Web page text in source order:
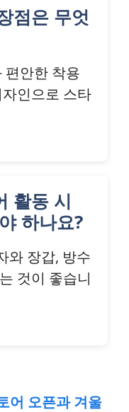
점은 무엇
편안한 착용
인으로 스타
활동 시
하나요?
와 장갑, 방수
것이 좋습니
어 오픈과 겨울